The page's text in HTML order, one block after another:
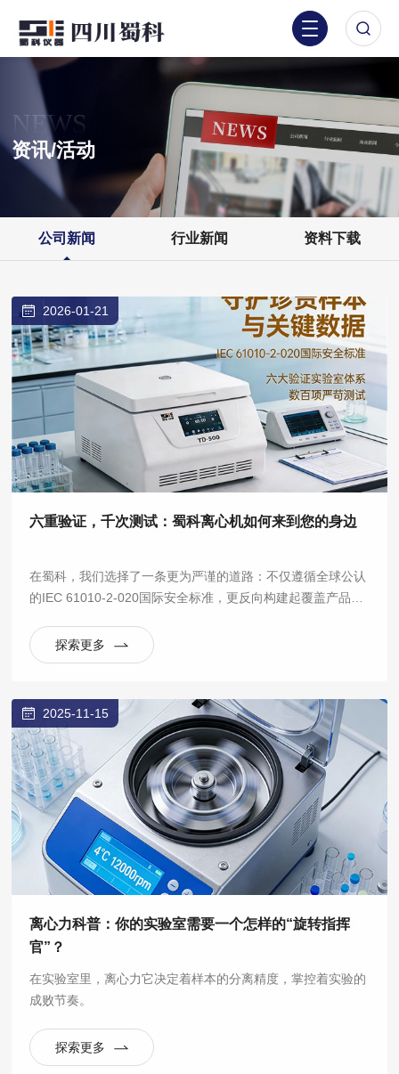
NEWS
资讯/活动
公司新闻 行业新闻 资料下载
2026-01-21
六重验证，千次测试：蜀科离心机如何来到您的身边
在蜀科，我们选择了一条更为严谨的道路：不仅遵循全球公认
的IEC 61010-2-020国际安全标准，更反向构建起覆盖产品全
拆解为数百项可量化、可重复的严苛测试。
探索更多
2025-11-15
离心力科普：你的实验室需要一个怎样的“旋转指挥
官”？
在实验室里，离心力它决定着样本的分离精度，掌控着实验的
成败节奏。
探索更多